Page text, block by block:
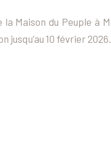
Maison du Peuple à
10 février 2026.